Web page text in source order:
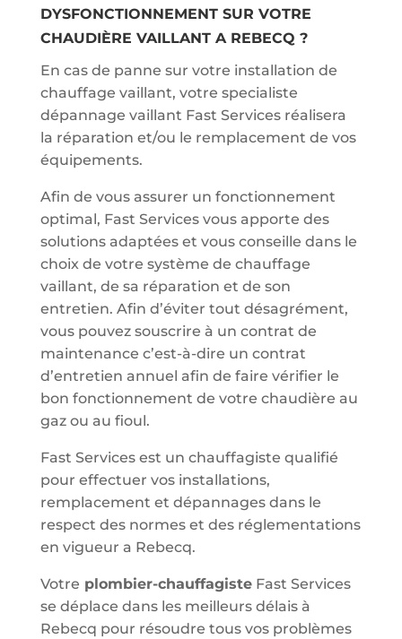
DYSFONCTIONNEMENT SUR VOTRE
CHAUDIÈRE VAILLANT A REBECQ ?
En cas de panne sur votre installation de
chauffage vaillant, votre specialiste
dépannage vaillant Fast Services réalisera
la réparation et/ou le remplacement de vos
équipements.
Afin de vous assurer un fonctionnement
optimal, Fast Services vous apporte des
solutions adaptées et vous conseille dans le
choix de votre système de chauffage
vaillant, de sa réparation et de son
entretien. Afin d’éviter tout désagrément,
vous pouvez souscrire à un contrat de
maintenance c’est-à-dire un contrat
d’entretien annuel afin de faire vérifier le
bon fonctionnement de votre chaudière au
gaz ou au fioul.
Fast Services est un chauffagiste qualifié
pour effectuer vos installations,
remplacement et dépannages dans le
respect des normes et des réglementations
en vigueur a Rebecq.
Votre plombier-chauffagisteFast Services
se déplace dans les meilleurs délais à
Rebecq pour résoudre tous vos problèmes